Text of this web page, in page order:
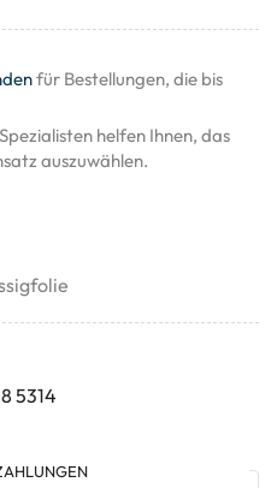
für Bestellungen, die bis
helfen Ihnen, das
auszuwählen.
5314